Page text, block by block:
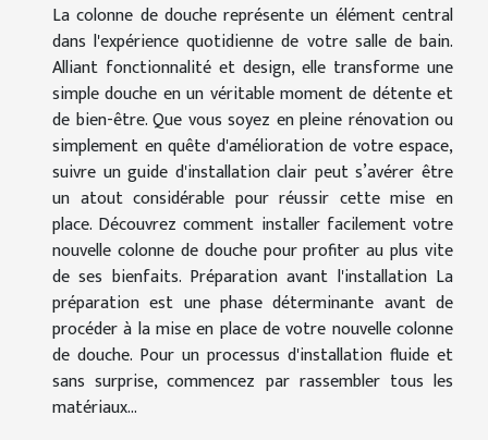
La colonne de douche représente un élément central
dans l'expérience quotidienne de votre salle de bain.
Alliant fonctionnalité et design, elle transforme une
simple douche en un véritable moment de détente et
de bien-être. Que vous soyez en pleine rénovation ou
simplement en quête d'amélioration de votre espace,
suivre un guide d'installation clair peut s’avérer être
un atout considérable pour réussir cette mise en
place. Découvrez comment installer facilement votre
nouvelle colonne de douche pour profiter au plus vite
de ses bienfaits. Préparation avant l'installation La
préparation est une phase déterminante avant de
procéder à la mise en place de votre nouvelle colonne
de douche. Pour un processus d'installation fluide et
sans surprise, commencez par rassembler tous les
matériaux...